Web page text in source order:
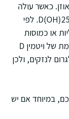
כאשר עולה
חשש למחסור, לרוב מבוצע בדיקת דם לרמת 25(OH)D. לפי
או כמוסות
ולעיתים אף על שינוי באורח החיים. נטילה מוגזמת של ויטמין D
לנזקים, ולכן
במיוחד אם יש